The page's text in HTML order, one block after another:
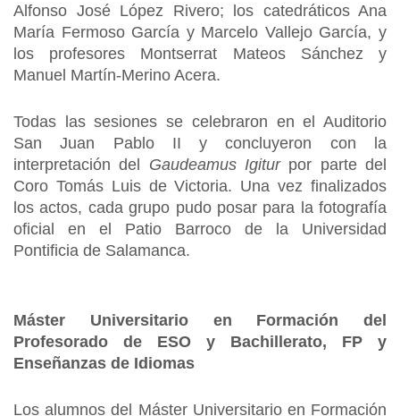
Alfonso José López Rivero; los catedráticos Ana
María Fermoso García y Marcelo Vallejo García, y
los profesores Montserrat Mateos Sánchez y
Manuel Martín-Merino Acera.
Todas las sesiones se celebraron en el Auditorio
San Juan Pablo II y concluyeron con la
interpretación del Gaudeamus Igiturpor parte del
Coro Tomás Luis de Victoria. Una vez finalizados
los actos, cada grupo pudo posar para la fotografía
oficial en el Patio Barroco de la Universidad
Pontificia de Salamanca.
Máster Universitario en Formación del
Profesorado de ESO y Bachillerato, FP y
Enseñanzas de Idiomas
Los alumnos del Máster Universitario en Formación